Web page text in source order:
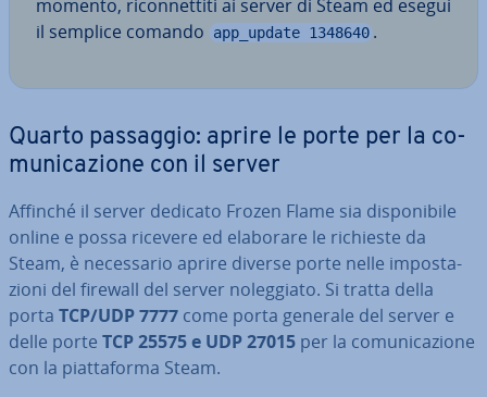
momento, ri­con­net­ti­ti ai server di Steam ed esegui
il semplice comando
app_update 1348640 .
Quarto passaggio: aprire le porte per la co­
mu­ni­ca­zio­ne con il server
Affinché il server dedicato Frozen Flame sia di­spo­ni­bi­le
online e possa ricevere ed elaborare le richieste da
Steam, è ne­ces­sa­rio aprire diverse porte nelle im­po­sta­
zio­ni del firewall del server no­leg­gia­to. Si tratta della
porta TCP/UDP 7777 come porta generale del server e
delle porte TCP 25575 e UDP 27015 per la co­mu­ni­ca­zio­ne
con la piat­ta­for­ma Steam.